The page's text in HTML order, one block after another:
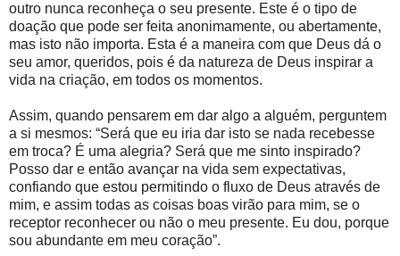
outro nunca reconheça o seu presente. Este é o tipo de
doação que pode ser feita anonimamente, ou abertamente,
mas isto não importa. Esta é a maneira com que Deus dá o
seu amor, queridos, pois é da natureza de Deus inspirar a
vida na criação, em todos os momentos.
Assim, quando pensarem em dar algo a alguém, perguntem
a si mesmos: “Será que eu iria dar isto se nada recebesse
em troca? É uma alegria? Será que me sinto inspirado?
Posso dar e então avançar na vida sem expectativas,
confiando que estou permitindo o fluxo de Deus através de
mim, e assim todas as coisas boas virão para mim, se o
receptor reconhecer ou não o meu presente. Eu dou, porque
sou abundante em meu coração”.